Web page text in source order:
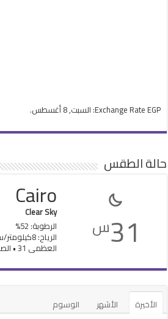
Exchange Rate EGP : السبت, 8 أغسطس.
حالة الطقس
31س
Cairo
Clear Sky
الرطوبة: 52%
الرياح: 8كيلومتر/ساعة ش.ش.غ
العظمى 31 • الصغرى 31
الأخيرة الأشهر
الوسوم